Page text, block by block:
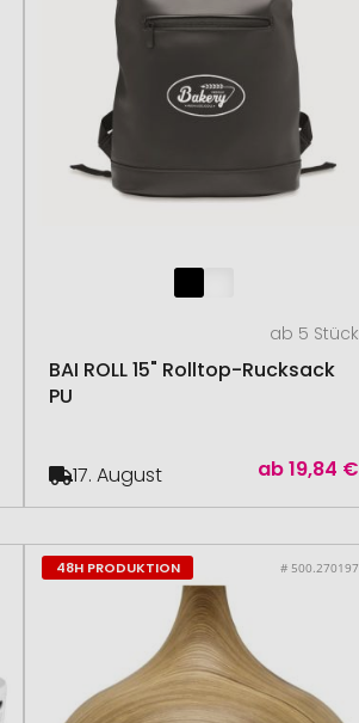
ab 5 Stück
BAI ROLL 15" Rolltop-Rucksack
PU
ab19,84 €
17. August
48H PRODUKTION # 500.270197